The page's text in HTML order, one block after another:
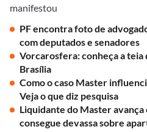
manifestou
PF encontra foto de
com deputados e senadores
Vorcarosfera: conheça a teia
Brasília
Como o caso Master
Veja o que diz pesquisa
Liquidante do Master avança
consegue devassa sobre